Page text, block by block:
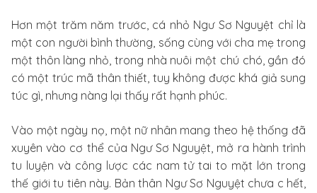
Hơn một trăm năm trước, cá nhỏ Ngư Sơ Nguyệt chỉ là
một con người bình thường, sống cùng với cha mẹ trong
một thôn làng nhỏ, trong nhà nuôi một chú chó, gần đó
có một trúc mã thân thiết, tuy không được khá giả sung
túc gì, nhưng nàng lại thấy rất hạnh phúc.
Vào một ngày nọ, một nữ nhân mang theo hệ thống đã
xuyên vào cơ thể của Ngư Sơ Nguyệt, mở ra hành trình
tu luyện và công lược các nam tử tai to mặt lớn trong
thế giới tu tiên này. Bản thân Ngư Sơ Nguyệt chưa c hết,